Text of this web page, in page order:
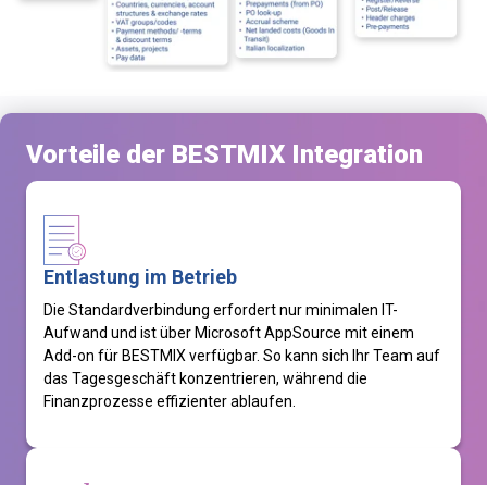
Vorteile der BESTMIX Integration
Entlastung im Betrieb
Die Standardverbindung erfordert nur minimalen IT-
Aufwand und ist über MicrosoftAppSource mit einem
Add-on für BESTMIX verfügbar. So kann sich Ihr Team auf
das Tagesgeschäft konzentrieren, während die
Finanzprozesse effizienter ablaufen.